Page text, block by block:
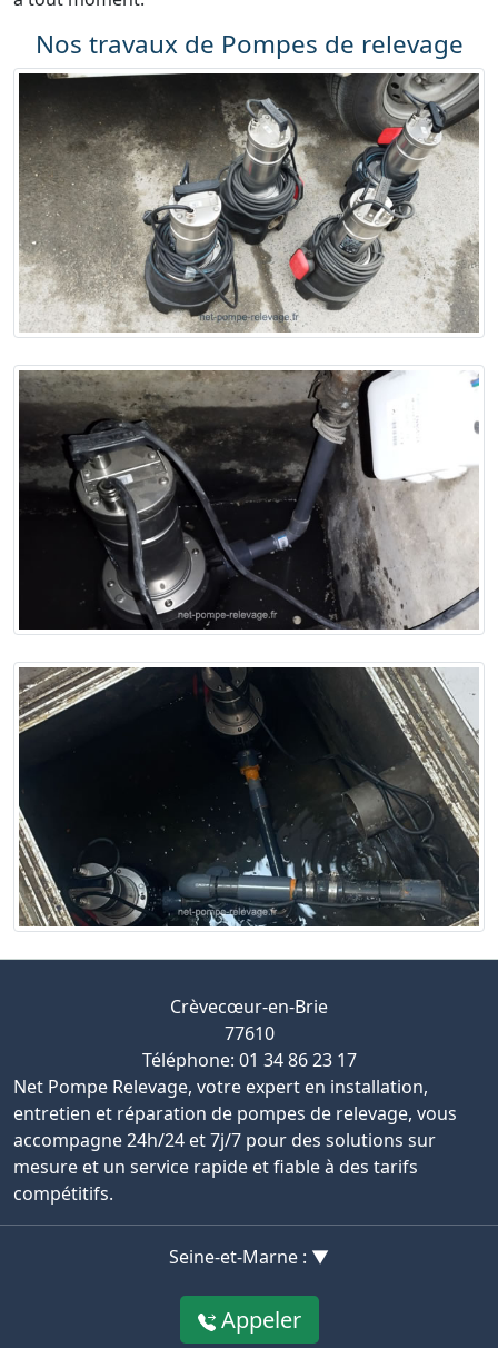
Nos travaux de Pompes de relevage
Crèvecœur-en-Brie
77610
Téléphone: 01 34 86 23 17
Net Pompe Relevage, votre expert en installation,
entretien et réparation de pompes de relevage, vous
accompagne 24h/24 et 7j/7 pour des solutions sur
mesure et un service rapide et fiable à des tarifs
compétitifs.
Seine-et-Marne : ▼
Appeler